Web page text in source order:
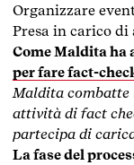
Organizzare
Presa in carico di
Come Maldita ha
per fare fact-
Maldita
attività di fact
partecipa di
La fase del